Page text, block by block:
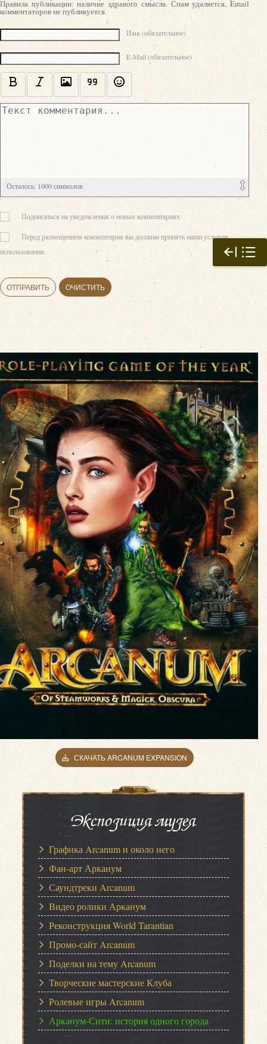
Правила публикации: наличие здравого смысла. Спам удаляется, Email
комментаторов не публикуется.
Имя (обязательное)
E-Mail (обязательное)
Текст комментария
Осталось: 1000символов
Подписаться на уведомления о новых комментариях
Перед размещением комментария вы должны принять наши условия
использования.
ОТПРАВИТЬ ОЧИСТИТЬ
СКАЧАТЬ ARCANUM EXPANSION
Экспозиция музея
Графика Arcanum и около него
Фан-арт Арканум
Саундтреки Arcanum
Видео ролики Арканум
Реконструкция World Tarantian
Промо-сайт Arcanum
Поделки на тему Arcanum
Творческие мастерские Клуба
Ролевые игры Arcanum
Арканум-Сити: история одного города